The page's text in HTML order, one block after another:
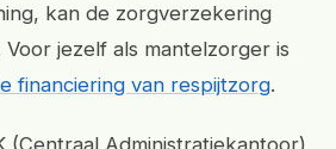
kan de zorgverzekering
jezelf als mantelzorger is
financiering van respijtzorg.
(Centraal Administratiekantoor)